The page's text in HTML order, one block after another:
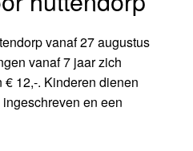
vanaf 27 augustus
vanaf 7 jaar zich
12,-. Kinderen dienen
en een